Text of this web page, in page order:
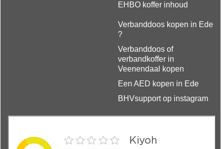
EHBO koffer inhoud
Verbanddoos kopen in Ede
?
Verbanddoos of
verbandkoffer in
Veenendaal kopen
Een AED kopen in Ede
BHVsupport op instagram